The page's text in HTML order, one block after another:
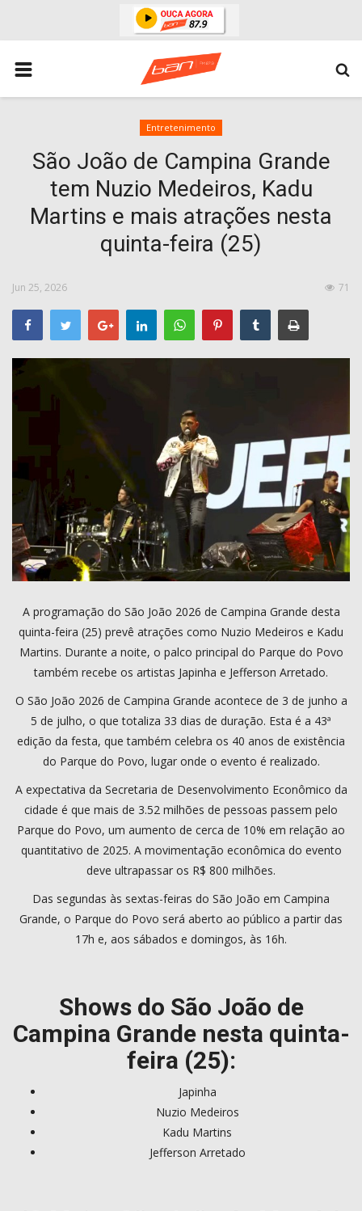
HOME
ESPORTES
POLITICA
ESPERANÇA PB
PARAIBA
ENTRETENIMENTO
MUNDO
BRASIL
QUEM SOMOS
Entretenimento
São João de Campina Grande
tem Nuzio Medeiros, Kadu
Martins e mais atrações nesta
quinta-feira (25)
Jun 25, 2026 71
A programação do São João 2026 de Campina Grande desta
quinta-feira (25) prevê atrações como Nuzio Medeiros e Kadu
Martins. Durante a noite, o palco principal do Parque do Povo
também recebe os artistas Japinha e Jefferson Arretado.
O São João 2026 de Campina Grande acontece de 3 de junho a
5 de julho, o que totaliza 33 dias de duração. Esta é a 43ª
edição da festa, que também celebra os 40 anos de existência
do Parque do Povo, lugar onde o evento é realizado.
A expectativa da Secretaria de Desenvolvimento Econômico da
cidade é que mais de 3.52 milhões de pessoas passem pelo
Parque do Povo, um aumento de cerca de 10% em relação ao
quantitativo de 2025. A movimentação econômica do evento
deve ultrapassar os R$ 800 milhões.
Das segundas às sextas-feiras do São João em Campina
Grande, o Parque do Povo será aberto ao público a partir das
17h e, aos sábados e domingos, às 16h.
Shows do São João de
Campina Grande nesta quinta-
feira (25):
Japinha
Nuzio Medeiros
Kadu Martins
Jefferson Arretado